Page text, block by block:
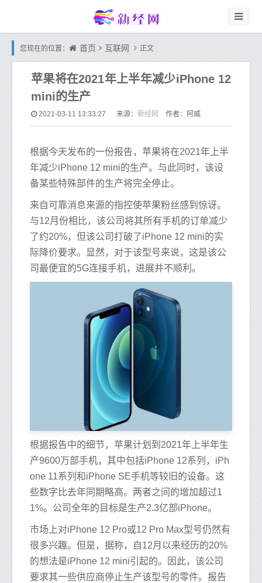
您现在的位置： 首页 互联网 正文
苹果将在2021年上半年减少iPhone 12
mini的生产
2021-03-11 13:33:27 来源： 新经网 作者：阿威
根据今天发布的一份报告，苹果将在2021年上半
年减少iPhone 12 mini的生产。与此同时，该设
备某些特殊部件的生产将完全停止。
来自可靠消息来源的指控使苹果粉丝感到惊讶。
与12月份相比，该公司将其所有手机的订单减少
了约20%，但该公司打破了iPhone 12 mini的实
际降价要求。显然，对于该型号来说，这是该公
司最便宜的5G连接手机，进展并不顺利。
根据报告中的细节，苹果计划到2021年上半年生
产9600万部手机，其中包括iPhone 12系列，iPh
one 11系列和iPhone SE手机等较旧的设备。这
些数字比去年同期略高。两者之间的增加超过1
1%。公司全年的目标是生产2.3亿部iPhone。
市场上对iPhone 12 Pro或12 Pro Max型号仍然有
很多兴趣。但是，据称，自12月以来经历的20%
的想法是iPhone 12 mini引起的。因此，该公司
要求其一些供应商停止生产该型号的零件。报告